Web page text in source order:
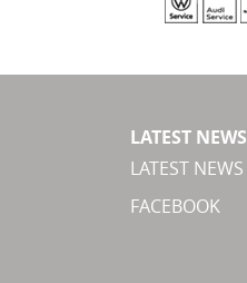
LATEST NEWS
LATEST NEWS
FACEBOOK